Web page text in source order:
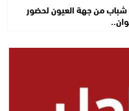
شباب من جهة العيون لحضور